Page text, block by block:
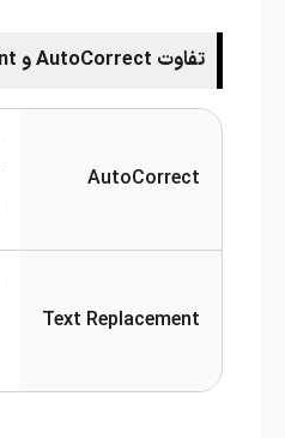
تفاوت AutoCorrect و Text Replacement
AutoCorrect
Text Replacement